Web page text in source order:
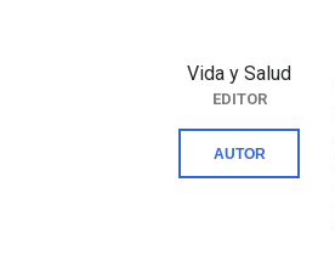
Vida y Salud
EDITOR
AUTOR